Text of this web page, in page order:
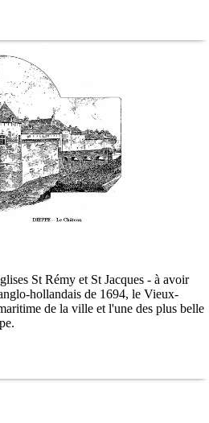
St Rémy et St Jacques - à avoir
hollandais de 1694, le Vieux-
de la ville et l'une des plus belle